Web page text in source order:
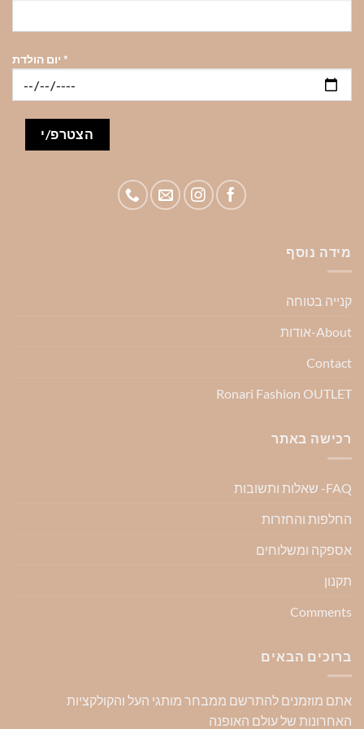
*
מידה נוסף
קנייה בטוחה
About-אודות
Contact
Ronari Fashion OUTLET
רכישה באתר
FAQ- שאלות ותשובות
החלפות והחזרות
אספקה ומשלוחים
תקנון
Comments
ברוכים הבאים
אתם מוזמנים להתרשם ממבחר מותגי העל והקולקציות
האחרונות של עולם האופנה